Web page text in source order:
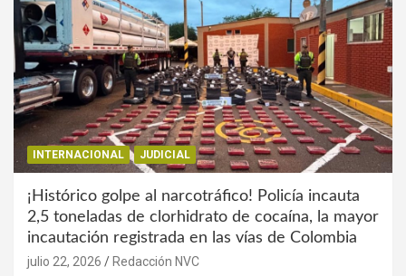
INTERNACIONAL JUDICIAL
¡Histórico golpe al narcotráfico! Policía incauta
2,5 toneladas de clorhidrato de cocaína, la mayor
incautación registrada en las vías de Colombia
julio 22, 2026 Redacción NVC